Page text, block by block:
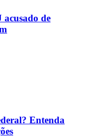
acusado de
Entenda